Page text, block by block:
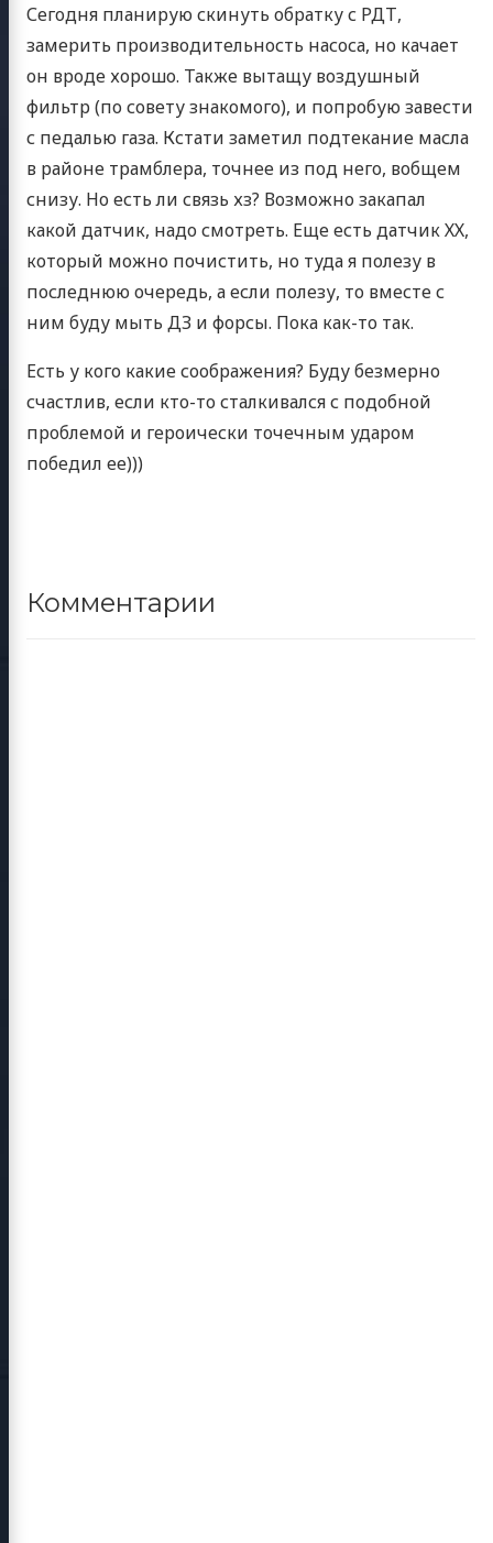
Сегодня планирую скинуть обратку с РДТ,
замерить производительность насоса, но качает
он вроде хорошо. Также вытащу воздушный
фильтр (по совету знакомого), и попробую завести
с педалью газа. Кстати заметил подтекание масла
в районе трамблера, точнее из под него, вобщем
снизу. Но есть ли связь хз? Возможно закапал
какой датчик, надо смотреть. Еще есть датчик ХХ,
который можно почистить, но туда я полезу в
последнюю очередь, а если полезу, то вместе с
ним буду мыть ДЗ и форсы. Пока как-то так.
Есть у кого какие соображения? Буду безмерно
счастлив, если кто-то сталкивался с подобной
проблемой и героически точечным ударом
победил ее)))
Комментарии
блог